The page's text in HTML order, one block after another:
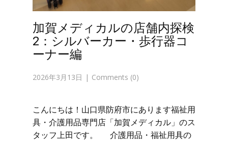
加賀メディカルの店舗内探検
2：シルバーカー・歩行器コ
ーナー編
2026年3月13日 Comments (0)
こんにちは！山口県防府市にあります福祉用
具・介護用品専門店「加賀メディカル」のス
タッフ上田です。 介護用品・福祉用具の